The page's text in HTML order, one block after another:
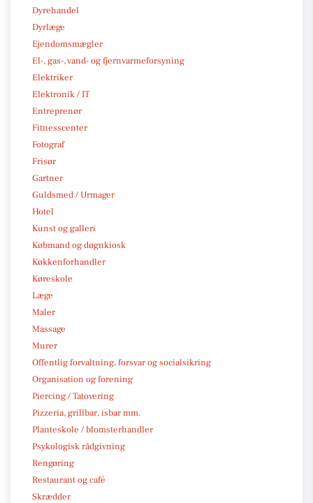
Dyrehandel
Dyrlæge
Ejendomsmægler
El-, gas-, vand- og fjernvarmeforsyning
Elektriker
Elektronik / IT
Entreprenør
Fitnesscenter
Fotograf
Frisør
Gartner
Guldsmed / Urmager
Hotel
Kunst og galleri
Købmand og døgnkiosk
Køkkenforhandler
Køreskole
Læge
Maler
Massage
Murer
Offentlig forvaltning, forsvar og socialsikring
Organisation og forening
Piercing / Tatovering
Pizzeria, grillbar, isbar mm.
Planteskole / blomsterhandler
Psykologisk rådgivning
Rengøring
Restaurant og café
Skrædder